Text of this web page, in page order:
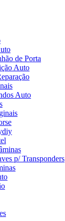
de Porta
Auto
Auto
p/ Transponders